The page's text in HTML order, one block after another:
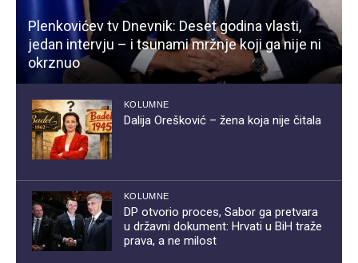
Plenkovićev tv Dnevnik: Deset godina vlasti,
jedan intervju – i tsunami mržnje koji ga nije ni
okrznuo
KOLUMNE
Dalija Orešković – žena koja nije čitala
KOLUMNE
DP otvorio proces, Sabor ga pretvara
u državni dokument: Hrvati u BiH traže
prava, a ne milost